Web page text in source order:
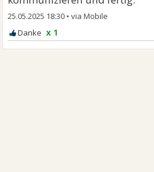
25.05.2025 18:30 •
x 1